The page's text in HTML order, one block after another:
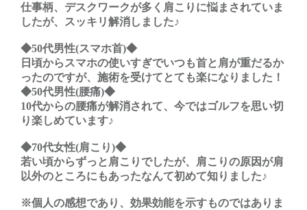
仕事柄、デスクワークが多く肩こりに悩まされていま
したが、スッキリ解消しました♪
◆50代男性(スマホ首)◆
日頃からスマホの使いすぎでいつも首と肩が重だるか
ったのですが、施術を受けてとても楽になりました！
◆50代男性(腰痛)◆
10代からの腰痛が解消されて、今ではゴルフを思い切
り楽しめています♪
◆70代女性(肩こり)◆
若い頃からずっと肩こりでしたが、肩こりの原因が肩
以外のところにもあったなんて初めて知りました♪
※個人の感想であり、効果効能を示すものではありま